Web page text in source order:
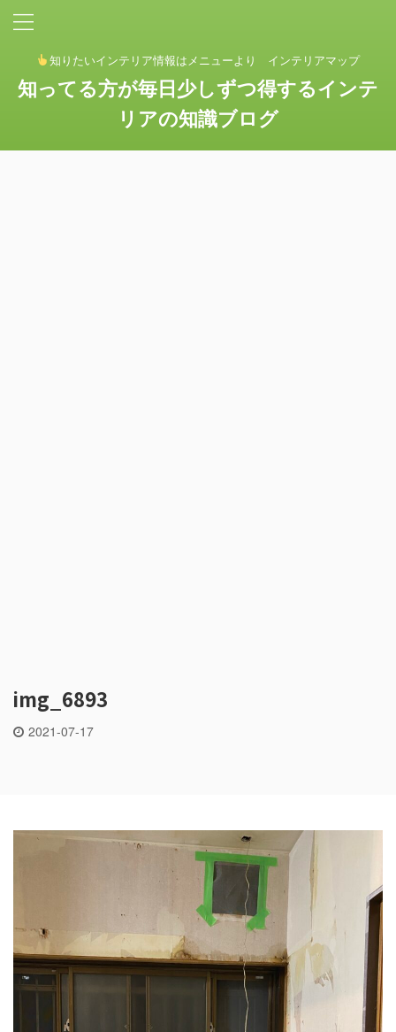
知りたいインテリア情報はメニューより インテリアマップ
知ってる方が毎日少しずつ得するインテ
リアの知識ブログ
img_6893
2021-07-17